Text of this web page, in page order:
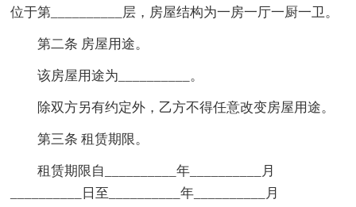
位于第__________层，房屋结构为一房一厅一厨一卫。
第二条 房屋用途。
该房屋用途为__________。
除双方另有约定外，乙方不得任意改变房屋用途。
第三条 租赁期限。
租赁期限自__________年__________月
__________日至__________年__________月